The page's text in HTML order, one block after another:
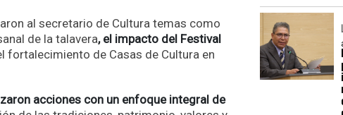
al secretario de Cultura temas como
de la talavera, el impacto del Festival
de Casas de Cultura en
acciones con un enfoque integral de